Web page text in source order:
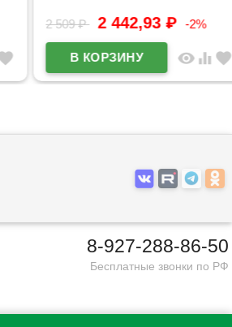
2 509₽ 2 442,93₽ -2%
visibilityequalizer favorite
8-927-288-86-50
Бесплатные звонки по РФ